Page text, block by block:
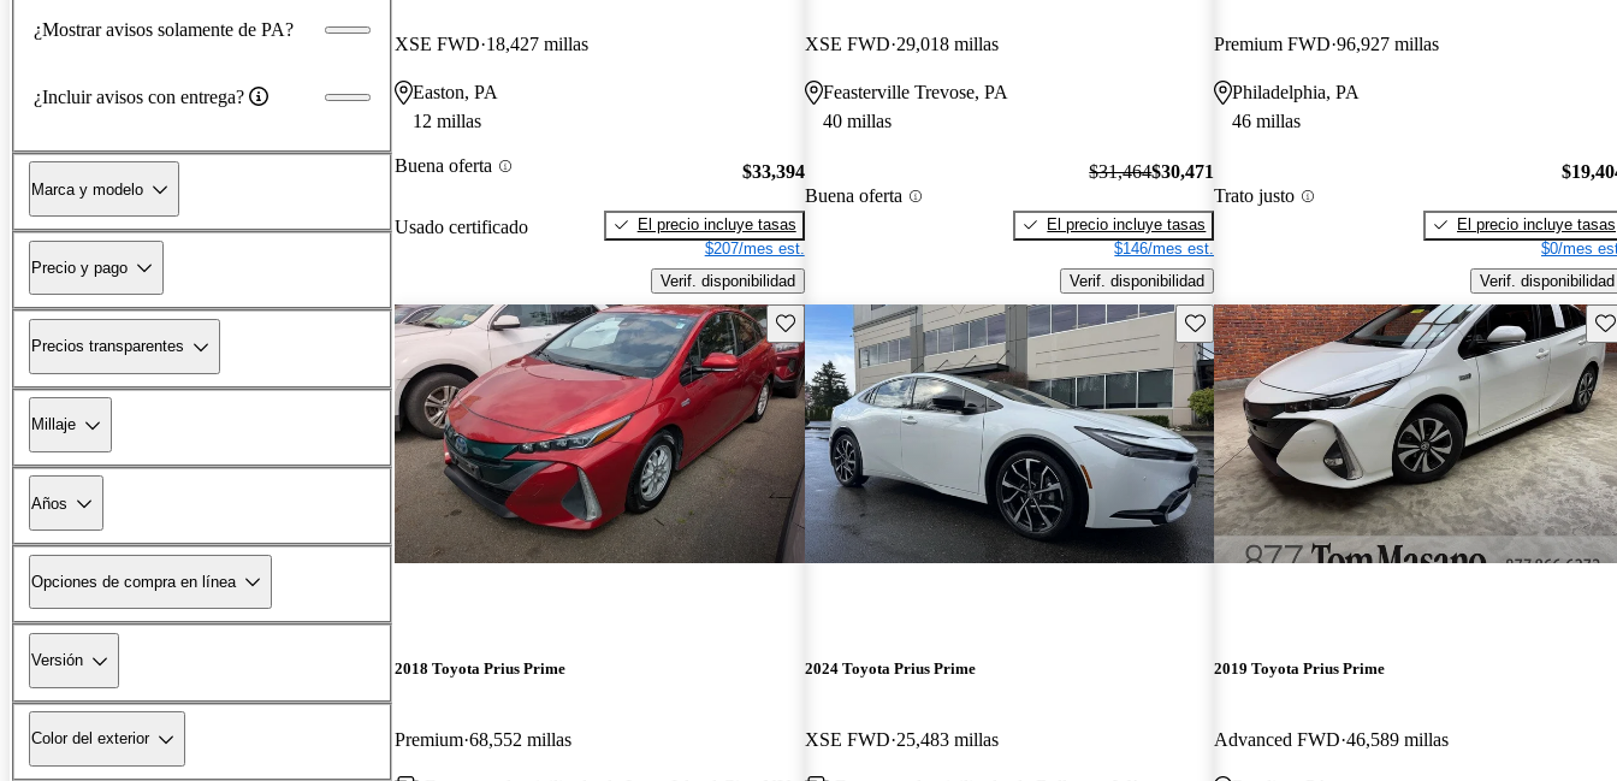
¿Mostrar avisos solamente de PA?
¿Incluir avisos con entrega?
Marca y modelo
Precio y pago
Precios transparentes
Millaje
Años
Opciones de compra en línea
Versión
Color del exterior
XSE FWD 18,427 millas
Easton, PA
12 millas
Buena oferta
Usado certificado
$33,394
El precio incluye tasas
$207/mes est.
Verif. disponibilidad
XSE FWD 29,018 millas
Feasterville Trevose, PA
40 millas
Buena oferta
$31,464$30,471
El precio incluye tasas
$146/mes est.
Verif. disponibilidad
Premium FWD 96,927 millas
Philadelphia, PA
46 millas
Trato justo
El precio incluye tasas
$0/mes
Verif. disponibilidad
Guarda este Aviso
2018 Toyota Prius Prime
Premium 68,552 millas
Guarda este Aviso
2024 Toyota Prius Prime
XSE FWD 25,483 millas
2019 Toyota Prius Prime
Advanced FWD 46,589 millas